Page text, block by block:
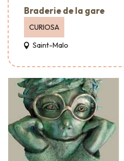
Braderie de la gare
CURIOSA
Saint-Malo